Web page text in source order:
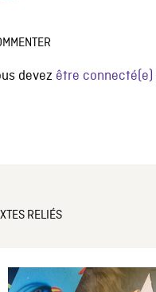
devez être connecté(e)
RELIÉS